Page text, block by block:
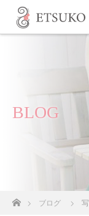
BLOG
ホームブログ